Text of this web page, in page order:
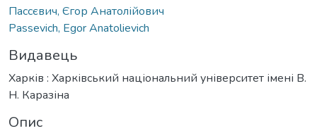
Пассєвич, Єгор Анатолійович
Passevich, Egor Anatolievich
Видавець
Харків : Харківський національний університет імені В.
Н. Каразіна
Опис